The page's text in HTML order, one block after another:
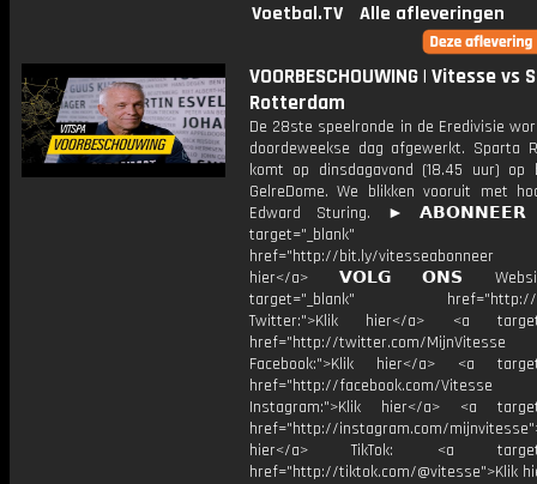
Voetbal.TV
Alle afleveringen
VOORBESCHOUWING | Vitesse vs
Rotterdam
De 28ste speelronde in de Eredivisie
doordeweekse dag afgewerkt. Sparta
komt op dinsdagavond (18.45 uur) op
GelreDome. We blikken vooruit met
Edward Sturing. ►
target="_blank"
href="http://bit.ly/
hier</a> 𝗩𝗢𝗟𝗚 𝗢𝗡𝗦
target="_blank" href="http://
Twitter:">Klik hier</a> <a
href="http://twitter.com/MijnVitesse
Facebook:">Klik hier</a> <a
href="http://facebook.com/Vitesse
Instagram:">Klik hier</a> <a
href="http://instagram.com/
hier</a> TikTok: <a
href="http://tiktok.com/@vitesse">Klik